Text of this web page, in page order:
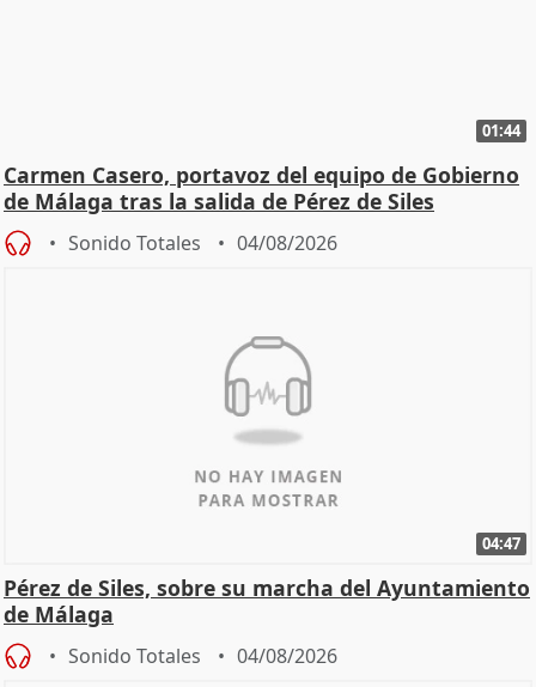
01:44
Carmen Casero, portavoz del equipo de Gobierno
de Málaga tras la salida de Pérez de Siles
Sonido Totales 04/08/2026
04:47
Pérez de Siles, sobre su marcha del Ayuntamiento
de Málaga
Sonido Totales 04/08/2026